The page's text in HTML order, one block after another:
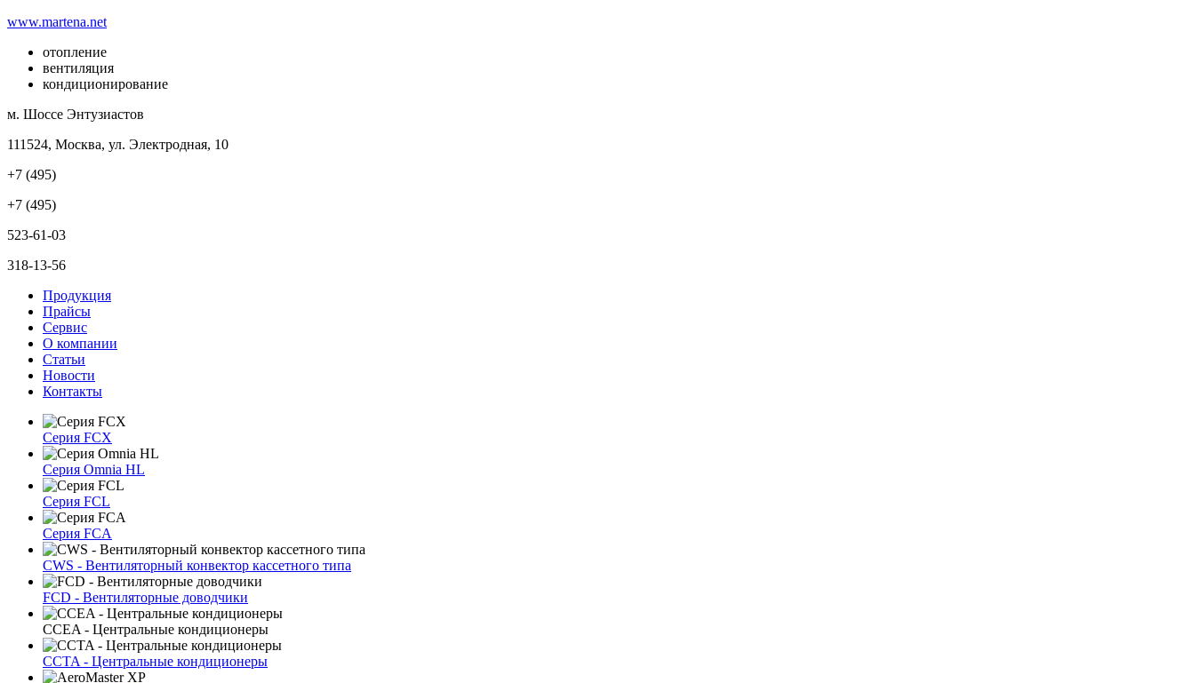
www.martena.net
отопление
вентиляция
кондиционирование
м. Шоссе Энтузиастов
111524, Москва, ул. Электродная, 10
+7 (495)
+7 (495)
523-61-03
318-13-56
Продукция
Прайсы
Сервис
О компании
Статьи
Новости
Контакты
Серия FCX
Серия Omnia HL
Серия FCL
Серия FCA
CWS - Вентиляторный конвектор кассетного типа
FCD - Вентиляторные доводчики
CCEA - Центральные кондиционеры
CCTA - Центральные кондиционеры